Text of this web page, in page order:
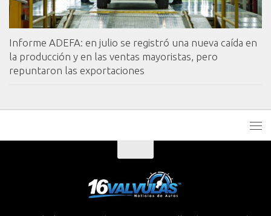
Informe ADEFA: en julio se registró una nueva caída en
la producción y en las ventas mayoristas, pero
repuntaron las exportaciones